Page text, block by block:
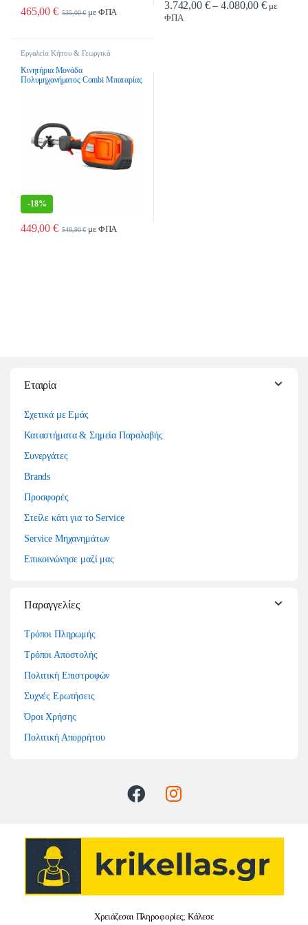
465,00€ 535,00€με ΦΠΑ
3.742,00 € – 4.080,00 €Price
με
ΦΠΑ
Αυτό το προϊόν έχει πολλαπλές
Εργαλεία Κήπου & Γεωργικά
Πολυμηχανημάτων ,
Κινητήρια Μονάδα
Πολυμηχανήματος Combi Μπαταρίας
-18%
449,00€ 548,90€με ΦΠΑ
Εταιρία
Σχετικά με Εμάς
Καταστήματα & Σημεία Παραλαβής
Συνεργάτες
Brands
Προσφορές
Στείλε κάτι για το Service
Service Μηχανημάτων
Επικοινώνησε μαζί μας
Παραγγελίες
Τρόποι Πληρωμής
Τρόποι Αποστολής
Πολιτική Επιστροφών
Συχνές Ερωτήσεις
Όροι Χρήσης
Πολιτική Απορρήτου
Χρειάζεσαι Πληροφορίες; Κάλεσε